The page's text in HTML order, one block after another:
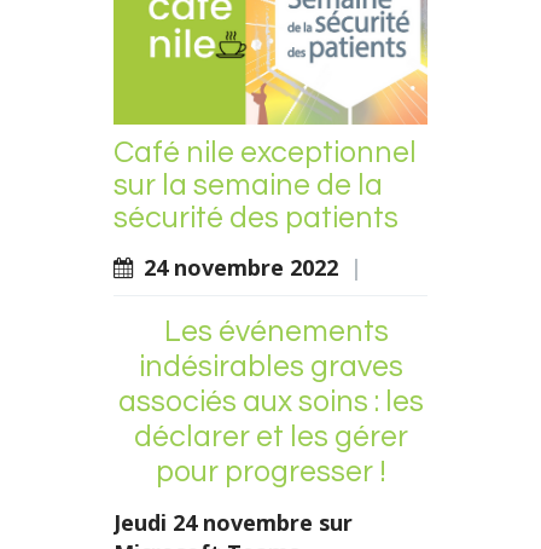
Café nile exceptionnel
sur la semaine de la
sécurité des patients
24 novembre 2022 |
Les événements
indésirables graves
associés aux soins : les
déclarer et les gérer
pour progresser !
Jeudi 24 novembre sur